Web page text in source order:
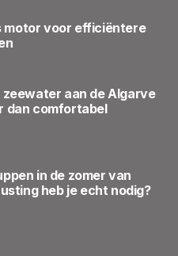
motor voor efficiëntere
zeewater aan de Algarve
dan comfortabel
in de zomer van
heb je echt nodig?